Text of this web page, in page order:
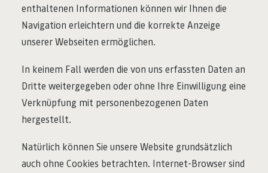
enthaltenen Informationen können wir Ihnen die
Navigation erleichtern und die korrekte Anzeige
unserer Webseiten ermöglichen.
In keinem Fall werden die von uns erfassten Daten an
Dritte weitergegeben oder ohne Ihre Einwilligung eine
Verknüpfung mit personenbezogenen Daten
hergestellt.
Natürlich können Sie unsere Website grundsätzlich
auch ohne Cookies betrachten. Internet-Browser sind